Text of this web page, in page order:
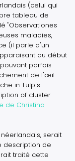
(celui qui
tableau de
"Observationes
maladies,
(il parle d'un
au début
parfois
de l'œil
in Tulp's
of cluster
de Christina
néerlandais, serait
description de
traité cette